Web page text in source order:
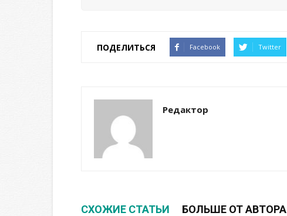
ПОДЕЛИТЬСЯ Facebook Twitter
Редактор
СХОЖИЕ СТАТЬИ БОЛЬШЕ ОТ АВТОРА